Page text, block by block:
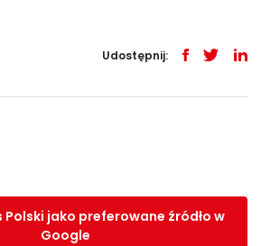
Udostępnij:
Polski jako preferowane źródło w
Google